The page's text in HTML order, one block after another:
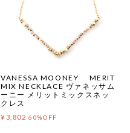
VANESSA MOONEY MERIT
MIX NECKLACE ヴァネッサム
ーニー メリットミックスネッ
クレス
¥3,802 60%OFF